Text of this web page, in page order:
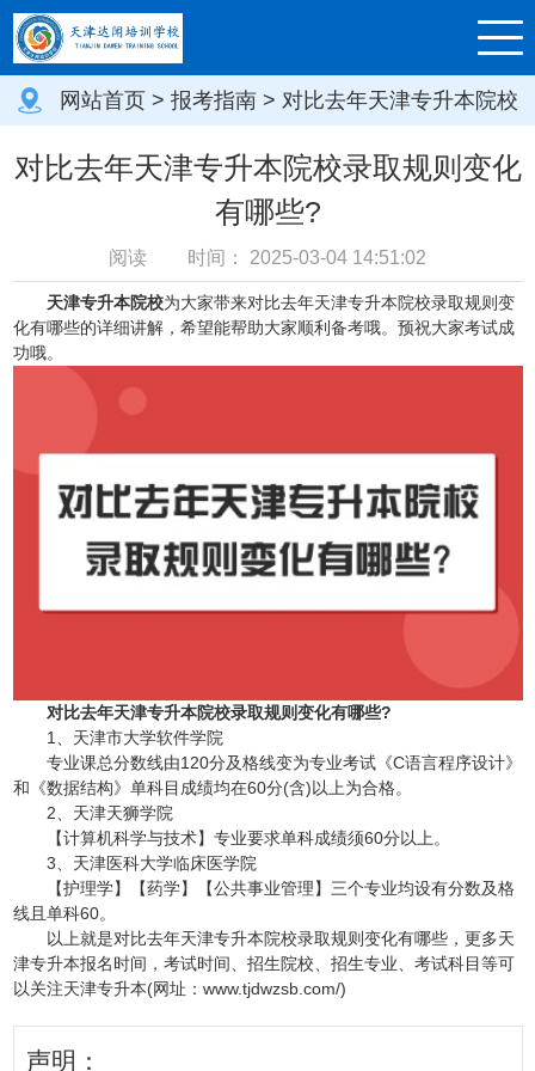
网站首页 > 报考指南 > 对比去年天津专升本院校
录取规则变化有哪些?
对比去年天津专升本院校录取规则变化
有哪些?
阅读 时间： 2025-03-04 14:51:02
天津专升本院校为大家带来对比去年天津专升本院校录取规则变
化有哪些的详细讲解，希望能帮助大家顺利备考哦。预祝大家考试成
功哦。
对比去年天津专升本院校录取规则变化有哪些?
1、天津市大学软件学院
专业课总分数线由120分及格线变为专业考试《C语言程序设计》
和《数据结构》单科目成绩均在60分(含)以上为合格。
2、天津天狮学院
【计算机科学与技术】专业要求单科成绩须60分以上。
3、天津医科大学临床医学院
【护理学】【药学】【公共事业管理】三个专业均设有分数及格
线且单科60。
以上就是对比去年天津专升本院校录取规则变化有哪些，更多天
津专升本报名时间，考试时间、招生院校、招生专业、考试科目等可
以关注天津专升本(网址：www.tjdwzsb.com/)
声明：